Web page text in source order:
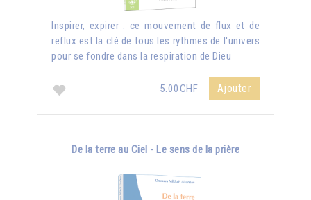
Inspirer, expirer : ce mouvement de flux et de
reflux est la clé de tous les rythmes de l'univers
pour se fondre dans la respiration de Dieu
5.00CHF Ajouter
De la terre au Ciel - Le sens de la prière